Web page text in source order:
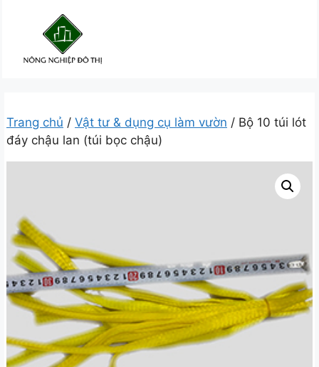
dung
Trang chủ / Vật tư & dụng cụ làm vườn / Bộ 10 túi lót
đáy chậu lan (túi bọc chậu)